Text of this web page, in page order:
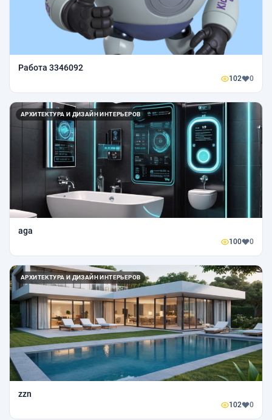
Работа 3346092
102 0
АРХИТЕКТУРА И ДИЗАЙН ИНТЕРЬЕРОВ
aga
100 0
АРХИТЕКТУРА И ДИЗАЙН ИНТЕРЬЕРОВ
zzn
102 0